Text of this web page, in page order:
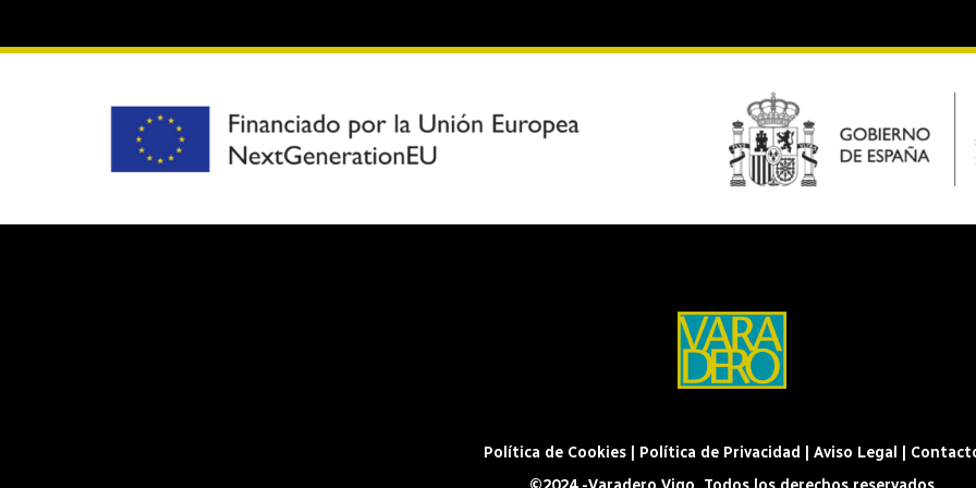
Política de Cookies| Política de Privacidad Aviso Legal